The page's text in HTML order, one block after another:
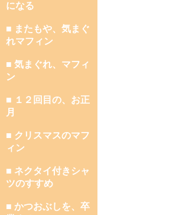
になる
■ またもや、気まぐ
れマフィン
■ 気まぐれ、マフィ
ン
■ １２回目の、お正
月
■ クリスマスのマフ
ィン
■ ネクタイ付きシャ
ツのすすめ
■ かつおぶしを、卒